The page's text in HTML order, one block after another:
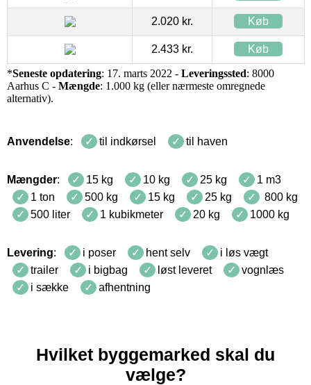
2.020 kr. Køb
2.433 kr. Køb
*Seneste opdatering: 17. marts 2022 - Leveringssted: 8000
Aarhus C - Mængde: 1.000 kg (eller nærmeste omregnede
alternativ).
Anvendelse: til indkørsel til haven
Mængder: 15 kg 10 kg 25 kg
1 m3
1 ton
500 kg 15 kg 25 kg
800 kg
500 liter
1 kubikmeter 20 kg 1000 kg
Levering: i poser hent selv
i løs vægt
trailer
i bigbag løst leveret
vognlæs
i sække
afhentning
Hvilket byggemarked skal du
vælge?